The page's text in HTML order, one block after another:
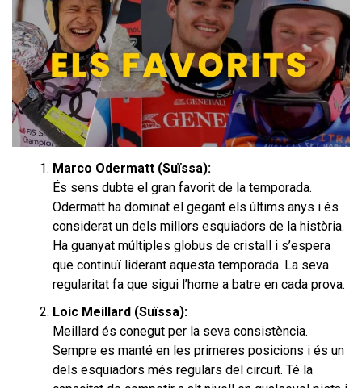
Marco Odermatt (Suïssa):
És sens dubte el gran favorit de la temporada.
Odermatt ha dominat el gegant els últims anys i és
considerat un dels millors esquiadors de la història.
Ha guanyat múltiples globus de cristall i s’espera
que continuï liderant aquesta temporada. La seva
regularitat fa que sigui l’home a batre en cada prova.
Loic Meillard (Suïssa):
Meillard és conegut per la seva consistència.
Sempre es manté en les primeres posicions i és un
dels esquiadors més regulars del circuit. Té la